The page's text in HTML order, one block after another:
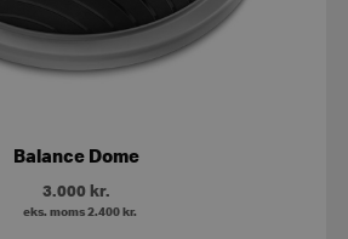
Balance Dome
3.000 kr.
eks. moms 2.400 kr.